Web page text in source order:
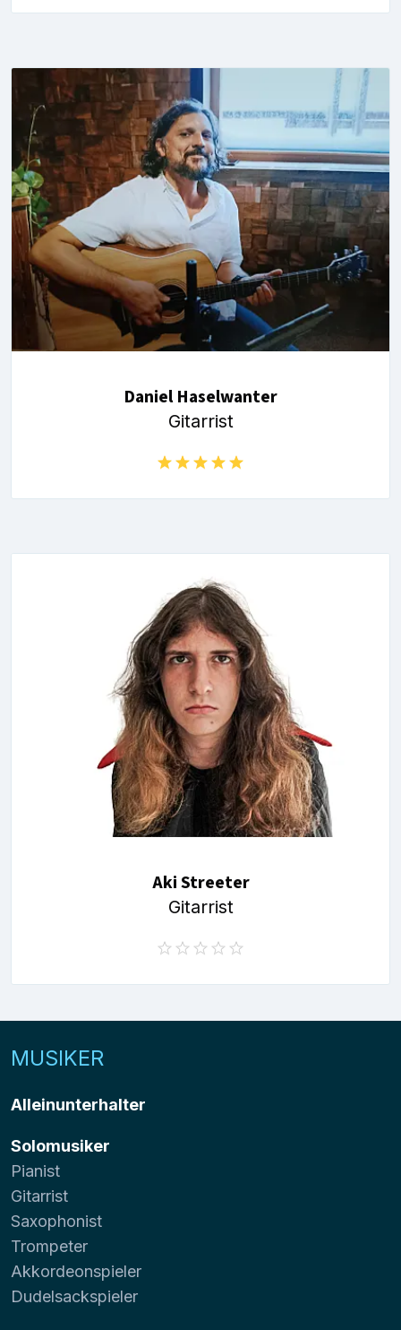
Daniel Haselwanter
Gitarrist
Aki Streeter
Gitarrist
MUSIKER
Alleinunterhalter
Solomusiker
Pianist
Gitarrist
Saxophonist
Trompeter
Akkordeonspieler
Dudelsackspieler